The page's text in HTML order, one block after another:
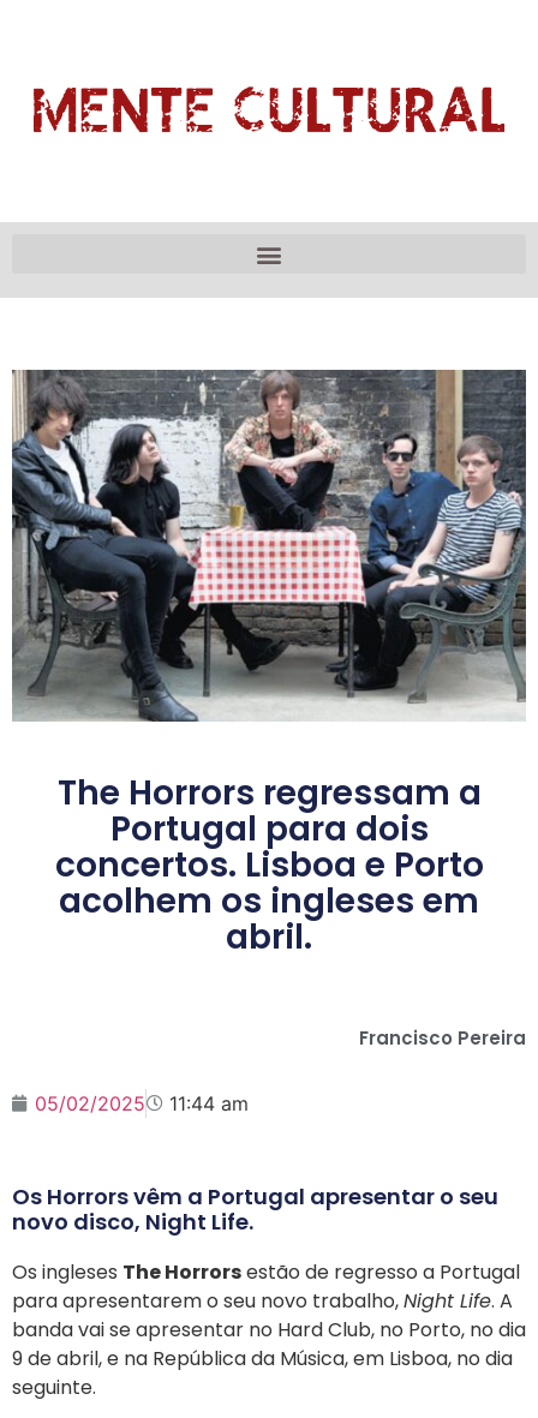
The Horrors regressam a
Portugal para dois
concertos. Lisboa e Porto
acolhem os ingleses em
abril.
Francisco Pereira
05/02/2025 11:44 am
Os Horrors vêm a Portugal apresentar o seu
novo disco, Night Life.
Os ingleses The Horrorsestão de regresso a Portugal
para apresentarem o seu novo trabalho,Night Life. A
banda vai se apresentar no Hard Club, no Porto, no dia
9 de abril, e na República da Música, em Lisboa, no dia
seguinte.